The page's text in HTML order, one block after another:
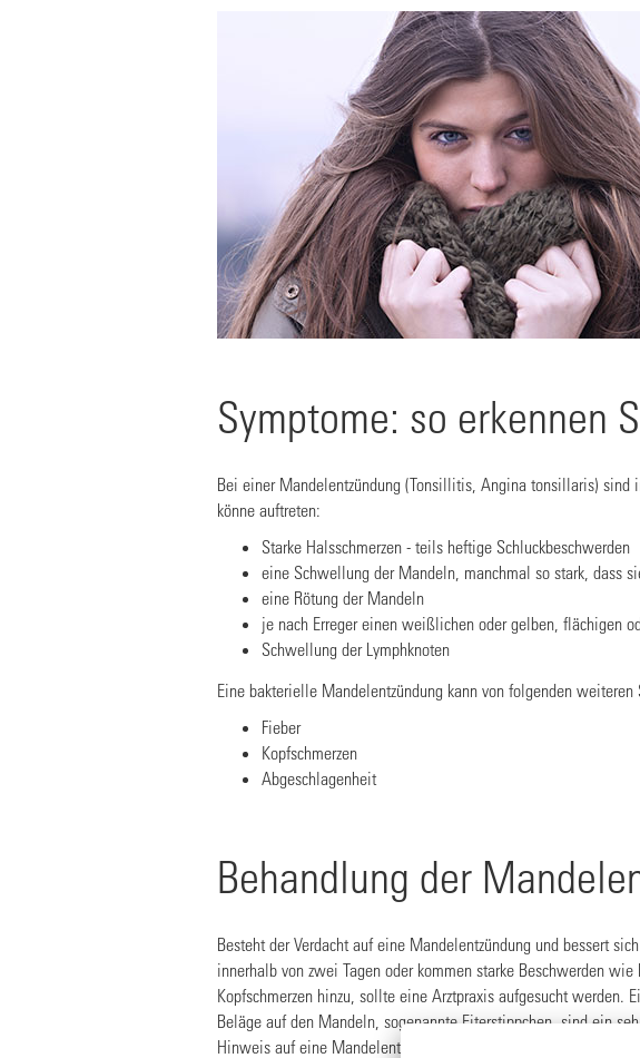
Symptome: so erkennen
Bei einer Mandelentzündung (Tonsillitis, Angina tonsillaris) sind
könne auftreten:
Starke Halsschmerzen - teils heftige Schluckbeschwerden
eine Schwellung der Mandeln, manchmal so stark, dass
eine Rötung der Mandeln
je nach Erreger einen weißlichen oder gelben, flächigen
Schwellung der Lymphknoten
Eine bakterielle Mandelentzündung kann von folgenden
Fieber
Kopfschmerzen
Abgeschlagenheit
Behandlung der
Besteht der Verdacht auf eine Mandelentzündung und bessert
innerhalb von zwei Tagen oder kommen starke Beschwerden wie
Kopfschmerzen hinzu, sollte eine Arztpraxis aufgesucht werden.
Beläge auf den Mandeln, sogenannte Eiterstippchen, sind ein
Hinweis auf eine Mandelentzündung und ein weiterer Grund, sich